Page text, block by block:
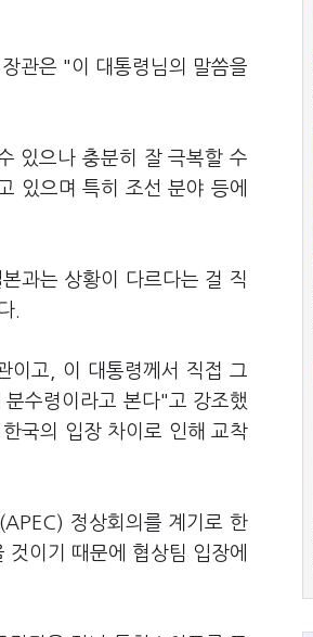
관은 "이 대통령님의 말씀을
있으나 충분히 잘 극복할 수
있으며 특히 조선 분야 등에
과는 상황이 다르다는 걸 직
.
이고, 이 대통령께서 직접 그
수령이라고 본다"고 강조했
국의 입장 차이로 인해 교착
정상회의를 계기로 한
이기 때문에 협상팀 입장에